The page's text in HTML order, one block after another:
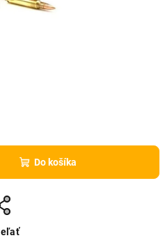
Do košíka